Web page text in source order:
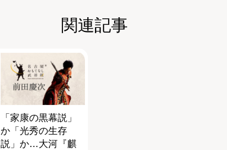
関連記事
「家康の黒幕説」
か「光秀の生存
説」か…大河『麒